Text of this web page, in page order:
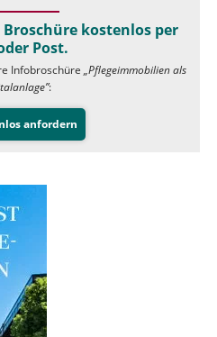
kostenlos per
Post.
Infobroschüre„Pflegeimmobilien als
:
anfordern